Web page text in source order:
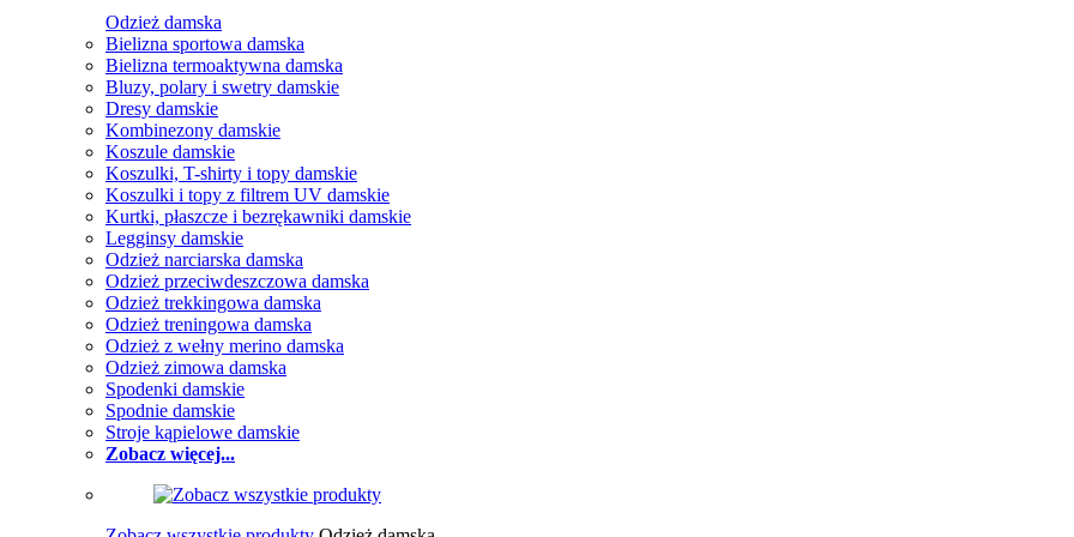
Odzież damska
Bielizna sportowa damska
Bielizna termoaktywna damska
Bluzy, polary i swetry damskie
Dresy damskie
Kombinezony damskie
Koszule damskie
Koszulki, T-shirty i topy damskie
Koszulki i topy z filtrem UV damskie
Kurtki, płaszcze i bezrękawniki damskie
Legginsy damskie
Odzież narciarska damska
Odzież przeciwdeszczowa damska
Odzież trekkingowa damska
Odzież treningowa damska
Odzież z wełny merino damska
Odzież zimowa damska
Spodenki damskie
Spodnie damskie
Stroje kąpielowe damskie
Zobacz więcej...